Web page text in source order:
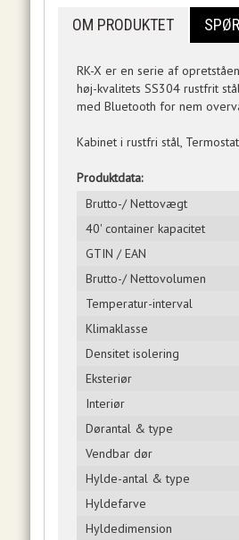
OM PRODUKTET
RK-X er en serie af
høj-kvalitets SS304 rustfrit
med Bluetooth for nem
Kabinet i rustfri stål,
Produktdata:
Brutto-/ Nettovægt
40' container kapacitet
GTIN / EAN
Brutto-/ Nettovolumen
Temperatur-interval
Klimaklasse
Densitet isolering
Eksteriør
Interiør
Dørantal & type
Vendbar dør
Hylde-antal & type
Hyldefarve
Hyldedimension